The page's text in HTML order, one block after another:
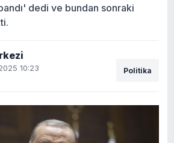
dedi ve bundan sonraki
10:23 Politika